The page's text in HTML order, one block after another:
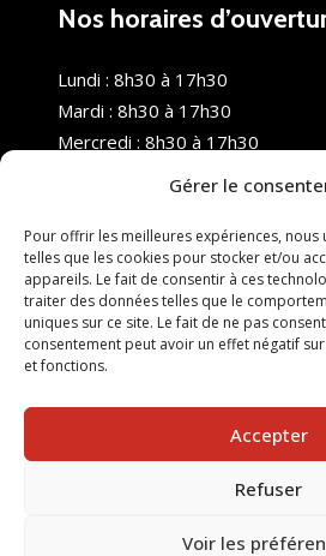
Gérer le
Pour offrir les meilleures expériences,
telles que les cookies pour stocker et/ou
appareils. Le fait de consentir à ces
traiter des données telles que le
uniques sur ce site. Le fait de ne pas
consentement peut avoir un effet négatif
et fonctions.
Accepter
Refuser
Voir les
Nos horaires
Lundi : 8h30 à 17h30
Mardi : 8h30 à 17h30
Mercredi : 8h30 à 17h30
Samedi : Fermé
Dimanche : Fermé
© 2025 Nouvel R Formation - TOUS
SITE RÉALISÉ PAR :